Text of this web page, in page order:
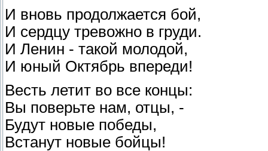
И вновь продолжается бой,
И сердцу тревожно в груди.
И Ленин - такой молодой,
И юный Октябрь впереди!
Весть летит во все концы:
Вы поверьте нам, отцы, -
Будут новые победы,
Встанут новые бойцы!